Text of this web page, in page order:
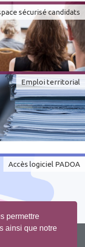
permettre
ainsi que notre
sécurisé candidats
Emploi territorial
Accès logiciel PADOA
de l'Eure
Évreux Cedex